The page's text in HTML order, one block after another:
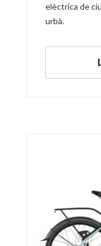
elèctrica de
urbà.